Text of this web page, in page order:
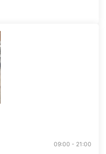
09:00 - 21:00